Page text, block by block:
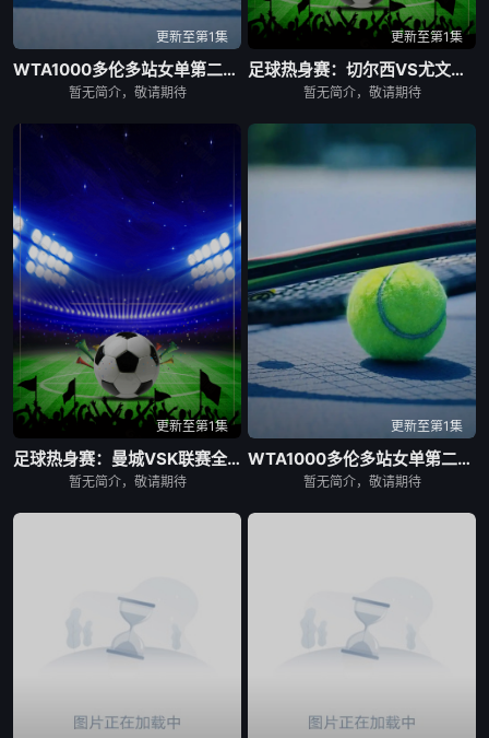
更新至第1集
WTA1000多伦多站女单第二轮：科斯秋克VS谢博芙
暂无简介，敬请期待
更新至第1集
足球热身赛：切尔西VS尤文图斯20260805
暂无简介，敬请期待
更新至第1集
足球热身赛：曼城VSK联赛全明星20260805
暂无简介，敬请期待
更新至第1集
WTA1000多伦多站女单第二轮：陶森VS巴图科娃
暂无简介，敬请期待